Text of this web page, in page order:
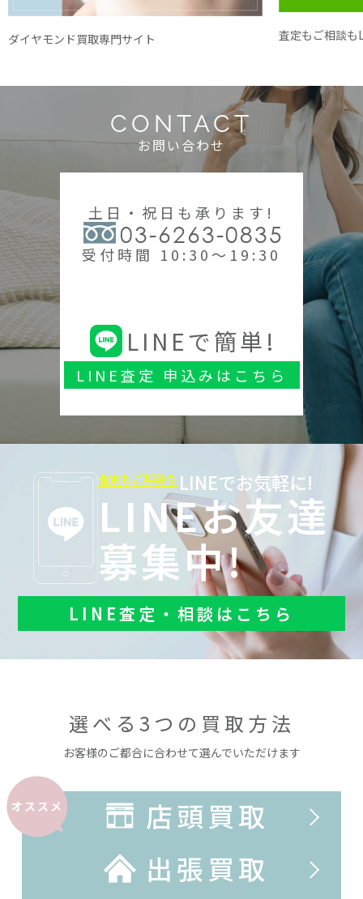
ダイヤモンド買取専門サイト 査定もご相談も
CONTACT
お問い合わせ
土日・祝日も承ります!
03-6263-0835
受付時間 10:30～19:30
LINEで簡単!
LINE査定 申込みはこちら
査定もご相談も LINEでお気軽に!
LINEお友達
募集中!
LINE査定・相談はこちら
選べる3つの買取方法
お客様のご都合に合わせて選んでいただけます
オススメ
店頭買取
出張買取